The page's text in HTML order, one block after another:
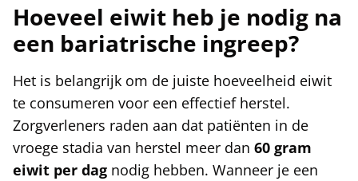
Hoeveel eiwit heb je nodig na
een bariatrische ingreep?
Het is belangrijk om de juiste hoeveelheid eiwit
te consumeren voor een effectief herstel.
Zorgverleners raden aan dat patiënten in de
vroege stadia van herstel meer dan 60 gram
eiwit per dag nodig hebben. Wanneer je een